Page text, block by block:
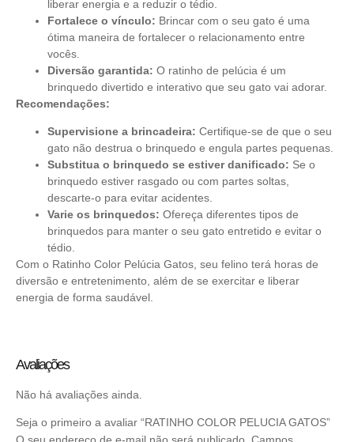
liberar energia e a reduzir o tédio.
Fortalece o vínculo: Brincar com o seu gato é uma
ótima maneira de fortalecer o relacionamento entre
vocês.
Diversão garantida: O ratinho de pelúcia é um
brinquedo divertido e interativo que seu gato vai adorar.
Recomendações:
Supervisione a brincadeira: Certifique-se de que o seu
gato não destrua o brinquedo e engula partes pequenas.
Substitua o brinquedo se estiver danificado: Se o
brinquedo estiver rasgado ou com partes soltas,
descarte-o para evitar acidentes.
Varie os brinquedos: Ofereça diferentes tipos de
brinquedos para manter o seu gato entretido e evitar o
tédio.
Com o Ratinho Color Pelúcia Gatos, seu felino terá horas de
diversão e entretenimento, além de se exercitar e liberar
energia de forma saudável.
Avaliações
Não há avaliações ainda.
Seja o primeiro a avaliar “RATINHO COLOR PELUCIA GATOS”